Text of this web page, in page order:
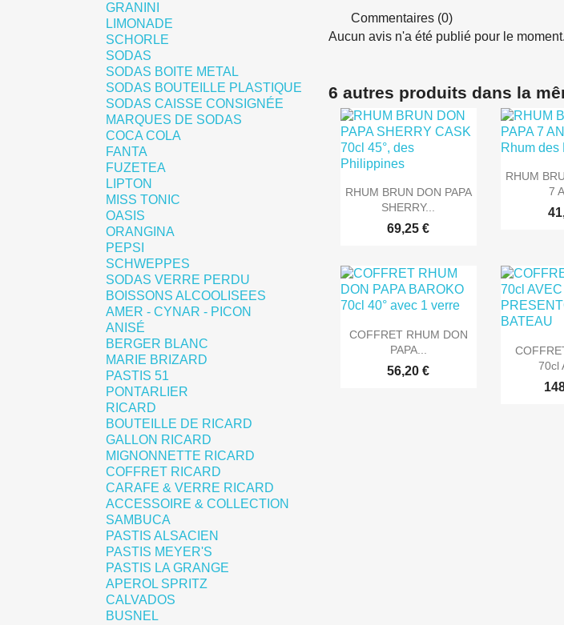
GRANINI
LIMONADE
SCHORLE
SODAS
SODAS BOITE METAL
SODAS BOUTEILLE PLASTIQUE
SODAS CAISSE CONSIGNÉE
MARQUES DE SODAS
COCA COLA
FANTA
FUZETEA
LIPTON
MISS TONIC
OASIS
ORANGINA
PEPSI
SCHWEPPES
SODAS VERRE PERDU
BOISSONS ALCOOLISEES
AMER - CYNAR - PICON
ANISÉ
BERGER BLANC
MARIE BRIZARD
PASTIS 51
PONTARLIER
RICARD
BOUTEILLE DE RICARD
GALLON RICARD
MIGNONNETTE RICARD
COFFRET RICARD
CARAFE & VERRE RICARD
ACCESSOIRE & COLLECTION
SAMBUCA
PASTIS ALSACIEN
PASTIS MEYER'S
PASTIS LA GRANGE
APEROL SPRITZ
CALVADOS
BUSNEL
Commentaires (0)
Aucun avis n'a été publié pour le moment.
6 autres produits dans la
 Aperçu rapide
RHUM BRUN DON PAPA
SHERRY...
69,25 €

RHUM
7
 Aperçu rapide
COFFRET RHUM DON
PAPA...
56,20 €

70cl